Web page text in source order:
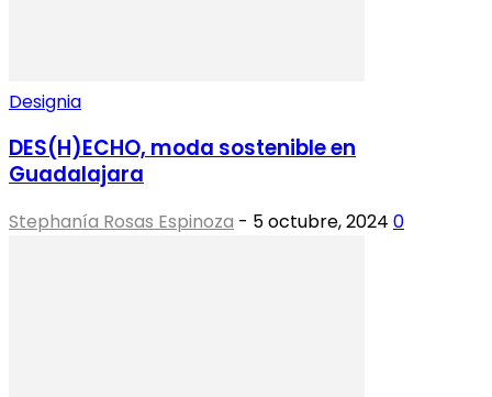
Designia
DES(H)ECHO, moda sostenible en
Guadalajara
Stephanía Rosas Espinoza - 5 octubre, 2024 0